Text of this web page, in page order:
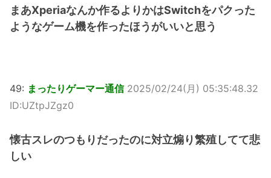
まあXperiaなんか作るよりかはSwitchをパクった
ようなゲーム機を作ったほうがいいと思う
49: まったりゲーマー通信 2025/02/24(月) 05:35:48.32
ID:UZtpJZgz0
懐古スレのつもりだったのに対立煽り繁殖してて悲
しい